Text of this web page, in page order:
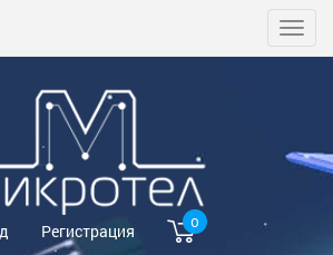
Регистрация 0